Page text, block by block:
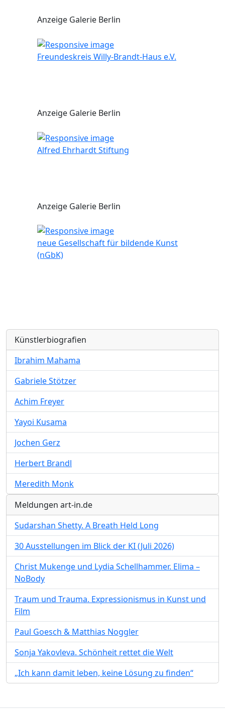
Anzeige Galerie Berlin
Freundeskreis Willy-Brandt-Haus e.V.
Anzeige Galerie Berlin
Alfred Ehrhardt Stiftung
Anzeige Galerie Berlin
neue Gesellschaft für bildende Kunst
(nGbK)
Künstlerbiografien
Ibrahim Mahama
Gabriele Stötzer
Achim Freyer
Yayoi Kusama
Jochen Gerz
Herbert Brandl
Meredith Monk
Meldungen art-in.de
Sudarshan Shetty. A Breath Held Long
30 Ausstellungen im Blick der KI (Juli 2026)
Christ Mukenge und Lydia Schellhammer. Elima –
NoBody
Traum und Trauma. Expressionismus in Kunst und
Film
Paul Goesch & Matthias Noggler
Sonja Yakovleva. Schönheit rettet die Welt
„Ich kann damit leben, keine Lösung zu finden“